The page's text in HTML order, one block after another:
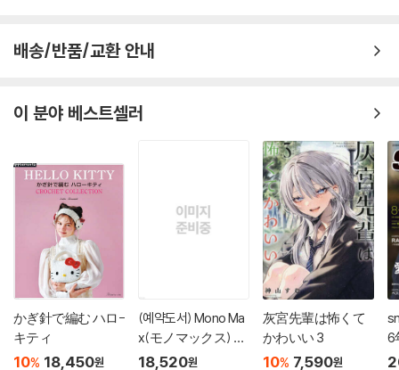
배송/반품/교환 안내
이 분야 베스트셀러
かぎ針で編む ハロ-
キティ
10% 18,450원
(예약도서) Mono Ma
x(モノマックス) 20
26年10月號
18,520원
灰宮先輩は怖くて
かわいい 3
10% 7,590원
6